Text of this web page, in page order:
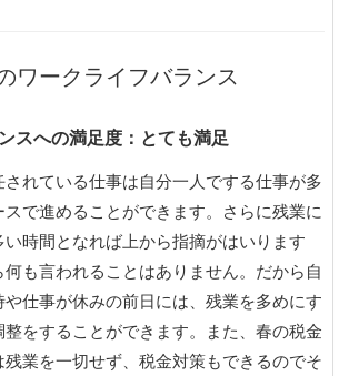
ワークライフバランス
スへの満足度：とても満足
れている仕事は自分一人でする仕事が多
で進めることができます。さらに残業に
時間となれば上から指摘がはいります
も言われることはありません。だから自
仕事が休みの前日には、残業を多めにす
整をすることができます。また、春の税金
業を一切せず、税金対策もできるのでそ